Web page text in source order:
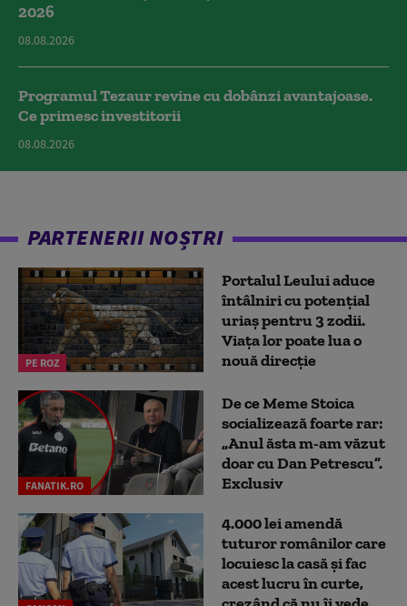
2026
08.08.2026
Programul Tezaur revine cu dobânzi avantajoase.
Ce primesc investitorii
08.08.2026
PARTENERII NOȘTRI
PE ROZ
Portalul Leului aduce
întâlniri cu potențial
uriaș pentru 3 zodii.
Viața lor poate lua o
nouă direcție
FANATIK.RO
De ce Meme Stoica
socializează foarte rar:
„Anul ăsta m-am văzut
doar cu Dan Petrescu”.
Exclusiv
4.000 lei amendă
tuturor românilor care
locuiesc la casă și fac
acest lucru în curte,